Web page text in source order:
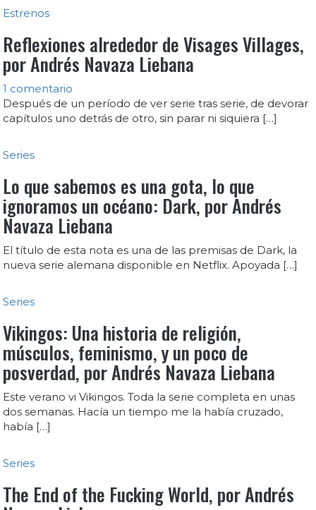
Estrenos
Reflexiones alrededor de Visages Villages,
por Andrés Navaza Liebana
1 comentario
Después de un período de ver serie tras serie, de devorar
capítulos uno detrás de otro, sin parar ni siquiera […]
Series
Lo que sabemos es una gota, lo que
ignoramos un océano: Dark, por Andrés
Navaza Liebana
El título de esta nota es una de las premisas de Dark, la
nueva serie alemana disponible en Netflix. Apoyada […]
Series
Vikingos: Una historia de religión,
músculos, feminismo, y un poco de
posverdad, por Andrés Navaza Liebana
Este verano vi Vikingos. Toda la serie completa en unas
dos semanas. Hacía un tiempo me la había cruzado,
había […]
Series
The End of the Fucking World, por Andrés